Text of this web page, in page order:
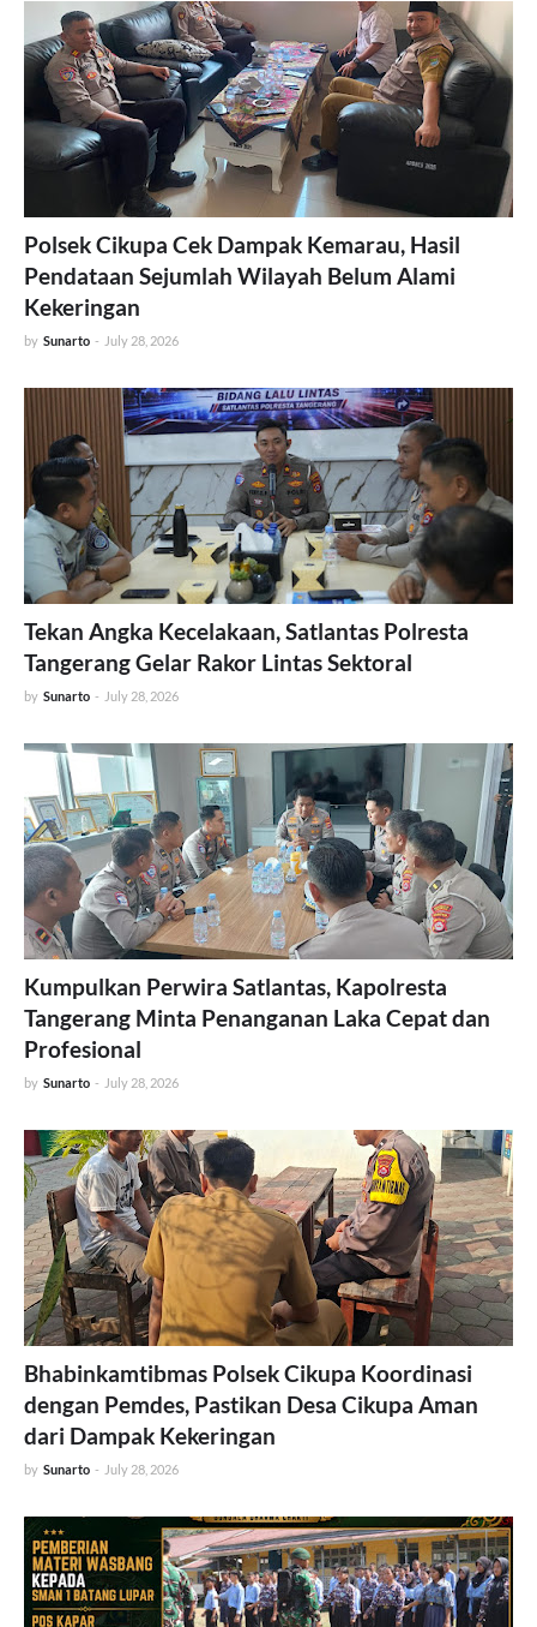
Polsek Cikupa Cek Dampak Kemarau, Hasil
Pendataan Sejumlah Wilayah Belum Alami
Kekeringan
by Sunarto - July 28, 2026
Tekan Angka Kecelakaan, Satlantas Polresta
Tangerang Gelar Rakor Lintas Sektoral
by Sunarto - July 28, 2026
Kumpulkan Perwira Satlantas, Kapolresta
Tangerang Minta Penanganan Laka Cepat dan
Profesional
by Sunarto - July 28, 2026
Bhabinkamtibmas Polsek Cikupa Koordinasi
dengan Pemdes, Pastikan Desa Cikupa Aman
dari Dampak Kekeringan
by Sunarto - July 28, 2026